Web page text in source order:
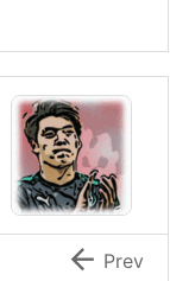
 Prev